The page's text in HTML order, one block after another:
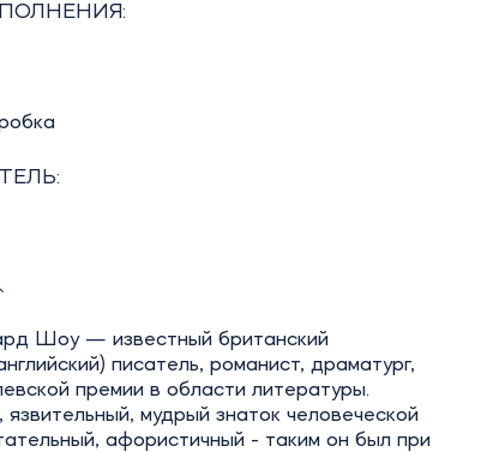
Шоу — известный британский
писатель, романист, драматург,
премии в области литературы.
мудрый знаток человеческой
афористичный - таким он был при